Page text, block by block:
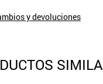
y devoluciones